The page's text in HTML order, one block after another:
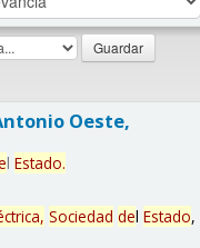
Oeste,
l Estado.
Sociedad del Estado,